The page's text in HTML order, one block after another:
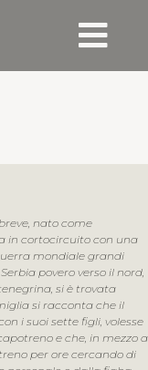
nato come
in cortocircuito con una
mondiale grandi
povero verso il nord,
si è trovata
si racconta che il
i suoi sette figli, volesse
e che, in mezzo a
per ore cercando di